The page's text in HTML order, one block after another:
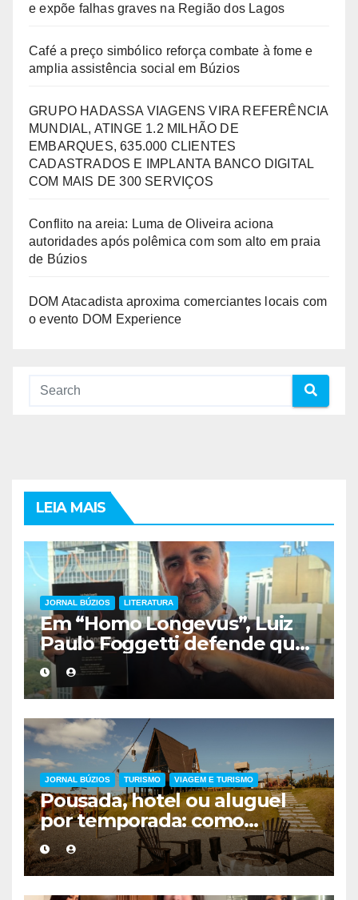
e expõe falhas graves na Região dos Lagos
Café a preço simbólico reforça combate à fome e
amplia assistência social em Búzios
GRUPO HADASSA VIAGENS VIRA REFERÊNCIA
MUNDIAL, ATINGE 1.2 MILHÃO DE
EMBARQUES, 635.000 CLIENTES
CADASTRADOS E IMPLANTA BANCO DIGITAL
COM MAIS DE 300 SERVIÇOS
Conflito na areia: Luma de Oliveira aciona
autoridades após polêmica com som alto em praia
de Búzios
DOM Atacadista aproxima comerciantes locais com
o evento DOM Experience
LEIA MAIS
JORNAL BÚZIOS LITERATURA
Em “Homo Longevus”, Luiz
Paulo Foggetti defende que
viver mais exigirá uma nova
forma de encarar a vida
JORNAL BÚZIOS TURISMO VIAGEM E TURISMO
Pousada, hotel ou aluguel
por temporada: como
escolher a melhor
hospedagem